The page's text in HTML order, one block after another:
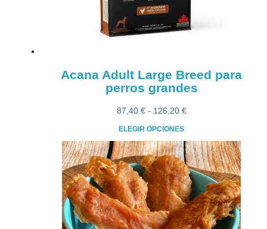
en
la
Acana Adult Large Breed para
perros grandes
87,40 € - 126,20 €Rango
desde
87,40 €
hasta
126,20 €
ELEGIR OPCIONES
Este
producto
tiene
múltiples
variantes.
Las
opciones